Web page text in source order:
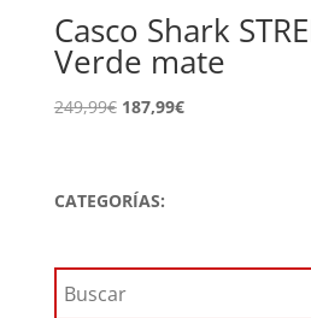
Casco Shark
Verde mate
249,99€ El
era:
187,99€El
CATEGORÍAS: